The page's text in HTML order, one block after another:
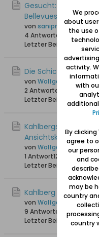
Gesucht: Kahlberg
Bellevuestraße
von sanipre
4 Antworten
13.518 Hits
Letzter Beitrag
Die Schichau-Villa in
von Wolfgang
2 Antworten
13.353 Hits
Letzter Beitrag
Kahlbergs Hotel
Ansichtskarte
von Wolfgang
1 Antwort12.753 Hits0
Letzter Beitrag
Kahlberg / Krynica
von Wolfgang
9 Antworten
17.506 Hits
Letzter Beitrag
We
about
the use
activity.
with
By clicking
agree to
our
and
may be
country
country